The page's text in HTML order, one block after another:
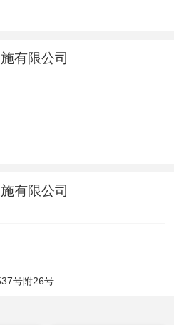
有限公司
有限公司
号附26号